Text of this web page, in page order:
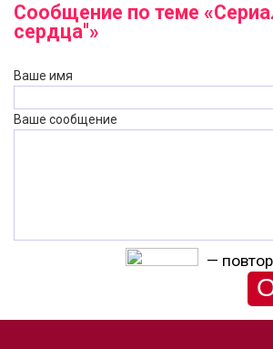
Сообщение по теме
сердца"»
Ваше имя
Ваше сообщение
—